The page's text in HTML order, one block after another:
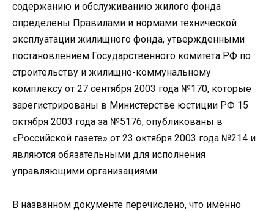
содержанию и обслуживанию жилого фонда
определены Правилами и нормами технической
эксплуатации жилищного фонда, утвержденными
постановлением Государственного комитета РФ по
строительству и жилищно-коммунальному
комплексу от 27 сентября 2003 года №170, которые
зарегистрированы в Министерстве юстиции РФ 15
октября 2003 года за №5176, опубликованы в
«Российской газете» от 23 октября 2003 года №214 и
являются обязательными для исполнения
управляющими организациями.
В названном документе перечислено, что именно